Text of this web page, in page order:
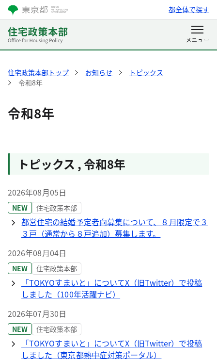
都全体で探す
住宅政策本部トップ お知らせ
トピックス
令和8年
令和8年
トピックス ,令和8年
2026年08月05日
NEW 住宅政策本部
都営住宅の結婚予定者向募集について、８月限定で３
３戸（通常から８戸追加）募集します。
2026年08月04日
NEW 住宅政策本部
「TOKYOすまいと」についてX（旧Twitter）で投稿
しました（100年活躍ナビ）
2026年07月30日
NEW 住宅政策本部
「TOKYOすまいと」についてX（旧Twitter）で投稿
しました（東京都熱中症対策ポータル）